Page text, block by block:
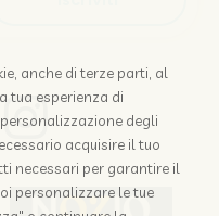
anche di terze parti, al
tua esperienza di
degli
acquisire il tuo
necessari per garantire il
personalizzare le tue